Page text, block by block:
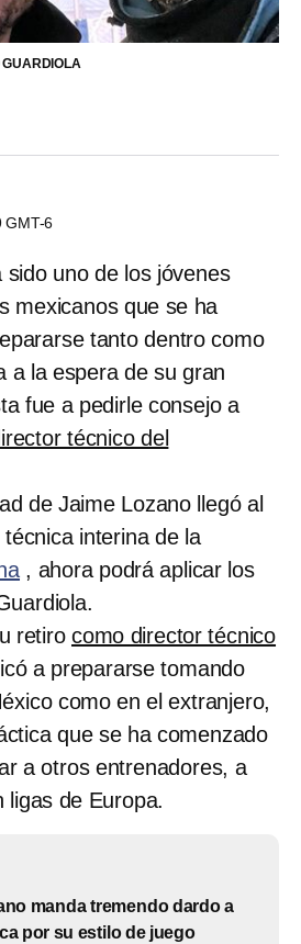
GUARDIOLA
GMT-6
sido uno de los jóvenes
mexicanos que se ha
tanto dentro como
a la espera de su gran
fue a pedirle consejo a
técnico del
de Jaime Lozano llegó al
interina de la
, ahora podrá aplicar los
retirocomo director técnico
a prepararse tomando
como en el extranjero,
que se ha comenzado
a otros entrenadores, a
de Europa.
manda tremendo dardo a
por su estilo de juego